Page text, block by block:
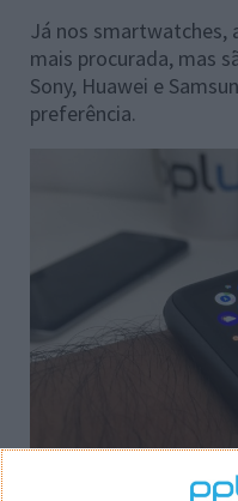
Já nos smartwatches,
mais procurada, mas
Sony, Huawei e
preferência.